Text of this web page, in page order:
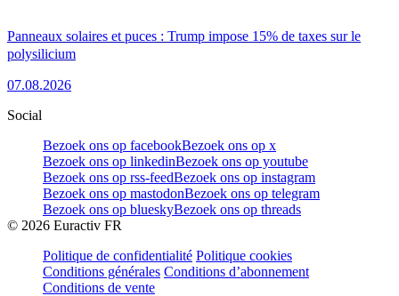
Panneaux solaires et puces : Trump impose 15% de taxes sur le
polysilicium
07.08.2026
Social
Bezoek ons op facebookBezoek ons op x
Bezoek ons op linkedinBezoek ons op youtube
Bezoek ons op rss-feedBezoek ons op instagram
Bezoek ons op mastodonBezoek ons op telegram
Bezoek ons op blueskyBezoek ons op threads
© 2026 Euractiv FR
Politique de confidentialité Politique cookies
Conditions générales Conditions d’abonnement
Conditions de vente